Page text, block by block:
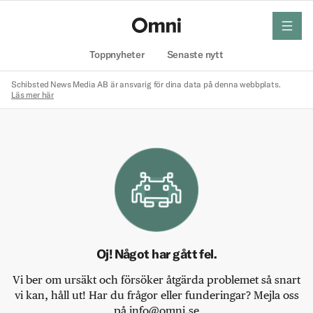
Toppnyheter Senaste nytt
meny
Schibsted News Media AB är ansvarig för dina data på denna webbplats.
Läs mer här
Oj! Något har gått fel.
Vi ber om ursäkt och försöker åtgärda problemet så snart
vi kan, håll ut! Har du frågor eller funderingar? Mejla oss